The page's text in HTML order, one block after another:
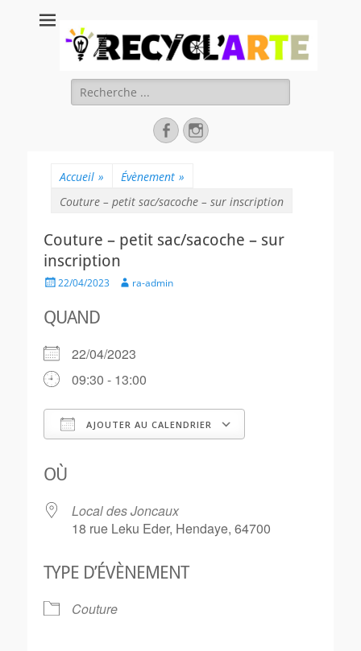
Recycl'Arte, faire
soi-même et
réduire les
déchets
Rechercher :
FacebookInstagram
Accueil » Évènement »
Couture – petit sac/sacoche – sur inscription
Couture – petit sac/sacoche – sur
inscription
Posted22/04/2023 Authorra-admin
QUAND
22/04/2023
09:30 - 13:00
AJOUTER AU CALENDRIER
OÙ
Local des Joncaux
18 rue Leku Eder, Hendaye, 64700
TYPE D’ÉVÈNEMENT
Couture